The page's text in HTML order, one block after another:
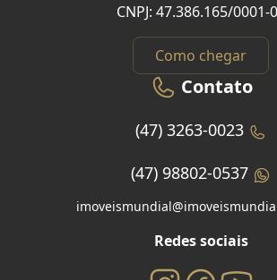
CNPJ: 47.386.165/0001-
Como chegar
Contato
(47) 3263-0023
(47) 98802-0537
Redes sociais